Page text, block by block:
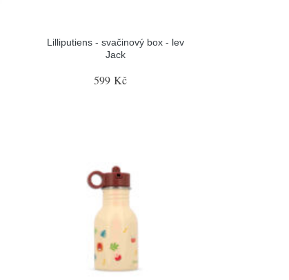
Lilliputiens - svačinový box - lev
Jack
599 Kč